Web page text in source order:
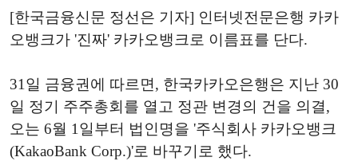
[한국금융신문 정선은 기자] 인터넷전문은행 카카
오뱅크가 '진짜' 카카오뱅크로 이름표를 단다.
31일 금융권에 따르면, 한국카카오은행은 지난 30
일 정기 주주총회를 열고 정관 변경의 건을 의결,
오는 6월 1일부터 법인명을 '주식회사 카카오뱅크
(KakaoBank Corp.)'로 바꾸기로 했다.